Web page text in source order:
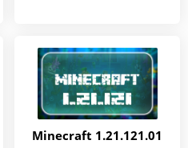
Minecraft 1.21.121.01